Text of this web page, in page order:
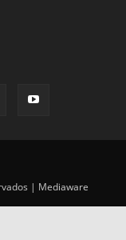
| Mediaware